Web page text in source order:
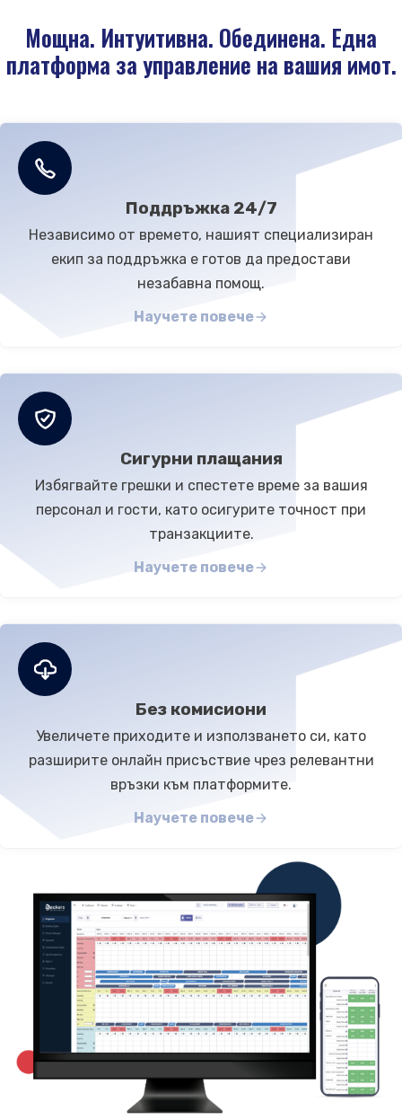
Поддръжка
Мощна. Интуитивна. Обединена. Една
платформа за управление на вашия имот.
Поддръжка 24/7
Независимо от времето, нашият специализиран
екип за поддръжка е готов да предостави
незабавна помощ.
Научете повече
Сигурни плащания
Избягвайте грешки и спестете време за вашия
персонал и гости, като осигурите точност при
транзакциите.
Научете повече
Без комисиони
Увеличете приходите и използването си, като
разширите онлайн присъствие чрез релевантни
връзки към платформите.
Научете повече